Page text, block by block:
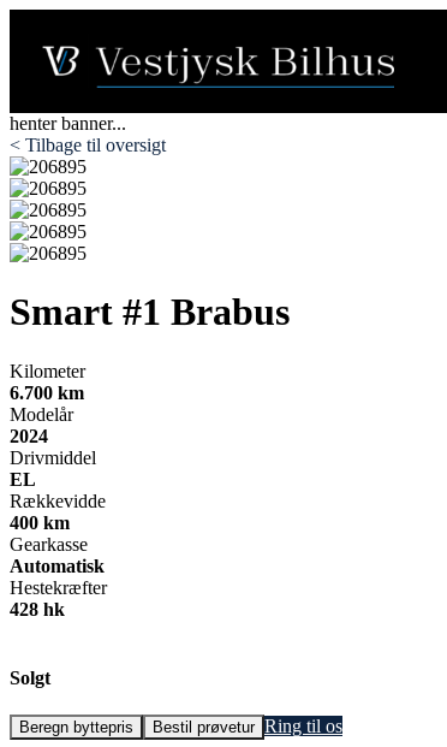
henter banner...
< Tilbage til oversigt
Smart #1 Brabus
Kilometer
6.700 km
Modelår
2024
Drivmiddel
EL
Rækkevidde
400 km
Gearkasse
Automatisk
Hestekræfter
428 hk
Solgt
Beregn byttepris Bestil prøvetur Ring til os